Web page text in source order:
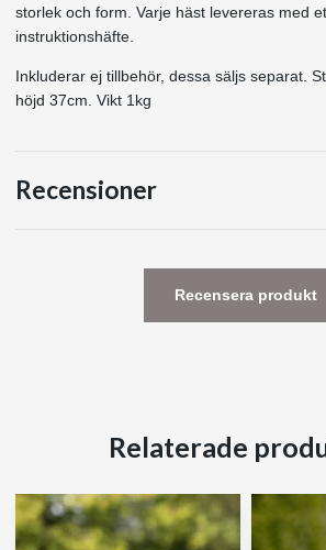
storlek och form. Varje häst levereras med
instruktionshäfte.
Inkluderar ej tillbehör, dessa säljs separat.
höjd 37cm. Vikt 1kg
Recensioner
Recensera produkt
Relaterade